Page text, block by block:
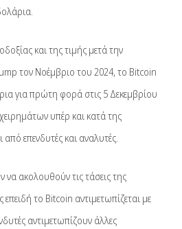
και της τιμής μετά την
τον Νοέμβριο του 2024, το Bitcoin
για πρώτη φορά στις 5 Δεκεμβρίου
υπέρ και κατά της
από επενδυτές και αναλυτές.
να ακολουθούν τις τάσεις της
το Bitcoin αντιμετωπίζεται με
αντιμετωπίζουν άλλες